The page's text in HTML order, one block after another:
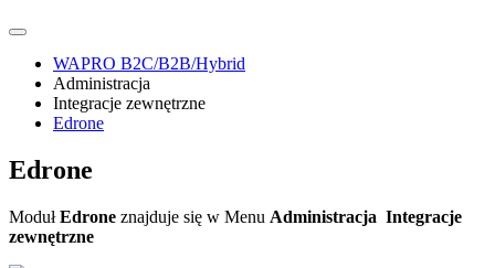
WAPRO B2C/B2B/Hybrid
Administracja
Integracje zewnętrzne
Edrone
Edrone
ModułEdrone znajduje się w Menu Administracja Integracje
zewnętrzne